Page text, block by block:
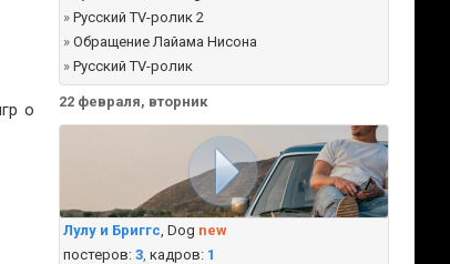
о
» Русский TV-ролик 2
» Обращение Лайама Нисона
» Русский TV-ролик
22 февраля, вторник
Лулу и Бриггс, Dog new
постеров: 3, кадров: 1